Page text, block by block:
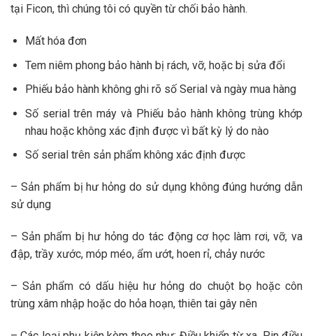
tại Ficon, thì chúng tôi có quyền từ chối bảo hành.
Mất hóa đơn
Tem niêm phong bảo hành bị rách, vỡ, hoặc bị sửa đổi
Phiếu bảo hành không ghi rõ số Serial và ngày mua hàng
Số serial trên máy và Phiếu bảo hành không trùng khớp
nhau hoặc không xác định được vì bất kỳ lý do nào
Số serial trên sản phẩm không xác định được
– Sản phẩm bị hư hỏng do sử dụng không đúng hướng dẫn
sử dụng
– Sản phẩm bị hư hỏng do tác động cơ học làm rơi, vỡ, va
đập, trầy xước, móp méo, ẩm ướt, hoen rỉ, chảy nước
– Sản phẩm có dấu hiệu hư hỏng do chuột bọ hoặc côn
trùng xâm nhập hoặc do hỏa hoạn, thiên tai gây nên